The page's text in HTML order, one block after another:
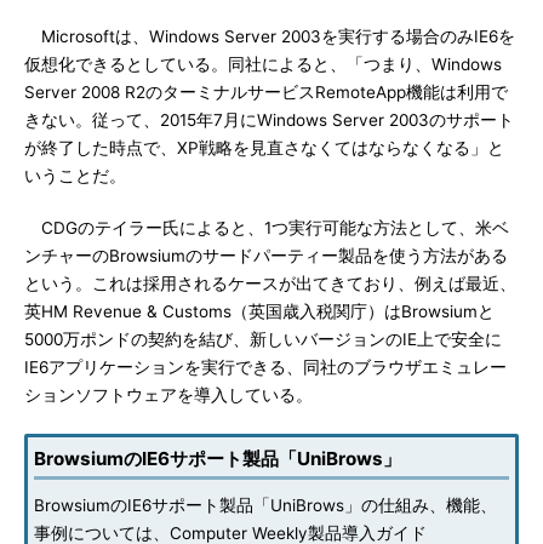
Microsoftは、Windows Server 2003を実行する場合のみIE6を
仮想化できるとしている。同社によると、「つまり、Windows
Server 2008 R2のターミナルサービスRemoteApp機能は利用で
きない。従って、2015年7月にWindows Server 2003のサポート
が終了した時点で、XP戦略を見直さなくてはならなくなる」と
いうことだ。
CDGのテイラー氏によると、1つ実行可能な方法として、米ベ
ンチャーのBrowsiumのサードパーティー製品を使う方法がある
という。これは採用されるケースが出てきており、例えば最近、
英HM Revenue & Customs（英国歳入税関庁）はBrowsiumと
5000万ポンドの契約を結び、新しいバージョンのIE上で安全に
IE6アプリケーションを実行できる、同社のブラウザエミュレー
ションソフトウェアを導入している。
BrowsiumのIE6サポート製品「UniBrows」
BrowsiumのIE6サポート製品「UniBrows」の仕組み、機能、
事例については、Computer Weekly製品導入ガイド